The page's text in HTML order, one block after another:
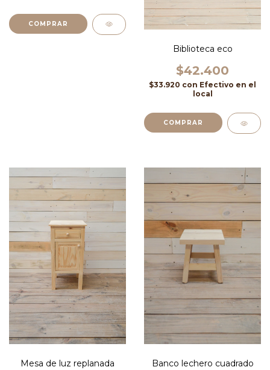
Biblioteca eco
$42.400
$33.920 con Efectivo en el
local
COMPRAR
Mesa de luz replanada Banco lechero cuadrado